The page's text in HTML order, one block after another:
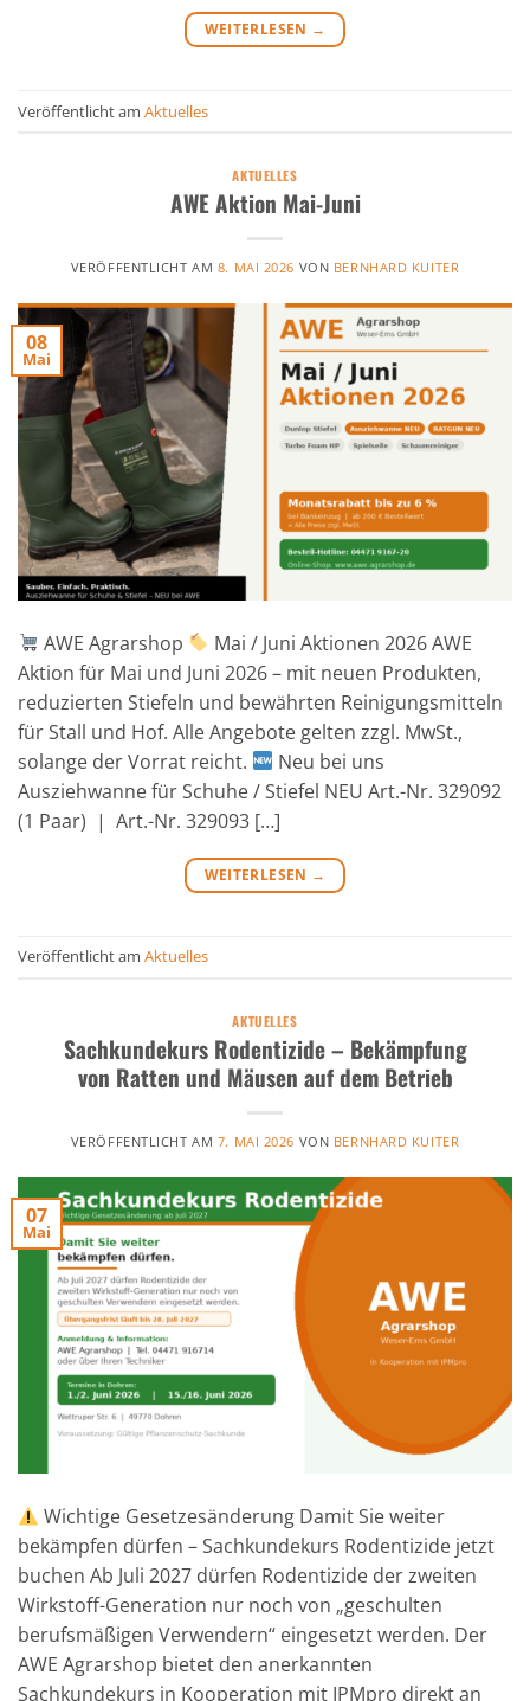
WEITERLESEN →
Veröffentlicht am Aktuelles
AKTUELLES
AWE Aktion Mai-Juni
VERÖFFENTLICHT AM 8. MAI 2026 VON BERNHARD KUITER
08
Mai
AWE Agrarshop
Mai / Juni Aktionen 2026 AWE
Aktion für Mai und Juni 2026 – mit neuen Produkten,
reduzierten Stiefeln und bewährten Reinigungsmitteln
für Stall und Hof. Alle Angebote gelten zzgl. MwSt.,
solange der Vorrat reicht.
Neu bei uns
Ausziehwanne für Schuhe / Stiefel NEU Art.-Nr. 329092
(1 Paar) | Art.-Nr. 329093 […]
WEITERLESEN →
Veröffentlicht am Aktuelles
AKTUELLES
Sachkundekurs Rodentizide – Bekämpfung
von Ratten und Mäusen auf dem Betrieb
VERÖFFENTLICHT AM 7. MAI 2026 VON BERNHARD KUITER
07
Mai
Wichtige Gesetzesänderung Damit Sie weiter
bekämpfen dürfen – Sachkundekurs Rodentizide jetzt
buchen Ab Juli 2027 dürfen Rodentizide der zweiten
Wirkstoff-Generation nur noch von „geschulten
berufsmäßigen Verwendern“ eingesetzt werden. Der
AWE Agrarshop bietet den anerkannten
Sachkundekurs in Kooperation mit IPMpro direkt an